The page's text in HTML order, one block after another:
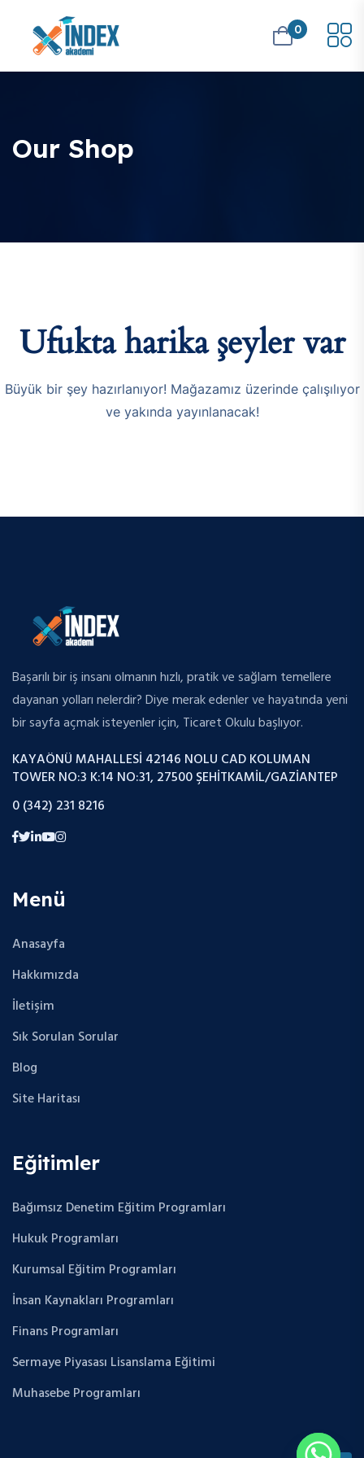
0
Our Shop
Ufukta harika şeyler var
Büyük bir şey hazırlanıyor! Mağazamız üzerinde çalışılıyor
ve yakında yayınlanacak!
Başarılı bir iş insanı olmanın hızlı, pratik ve sağlam temellere
dayanan yolları nelerdir? Diye merak edenler ve hayatında yeni
bir sayfa açmak isteyenler için, Ticaret Okulu başlıyor.
KAYAÖNÜ MAHALLESI 42146 NOLU CAD KOLUMAN
TOWER NO:3 K:14 NO:31, 27500 ŞEHITKAMIL/GAZIANTEP
0 (342) 231 8216
Menü
Anasayfa
Hakkımızda
İletişim
Sık Sorulan Sorular
Blog
Site Haritası
Eğitimler
Bağımsız Denetim Eğitim Programları
Hukuk Programları
Kurumsal Eğitim Programları
İnsan Kaynakları Programları
Finans Programları
Sermaye Piyasası Lisanslama Eğitimi
Muhasebe Programları